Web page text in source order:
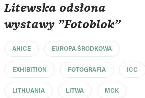
Litewska odsłona
wystawy "Fotoblok"
AHICE EUROPA ŚRODKOWA
EXHIBITION FOTOGRAFIA ICC
LITHUANIA LITWA MCK